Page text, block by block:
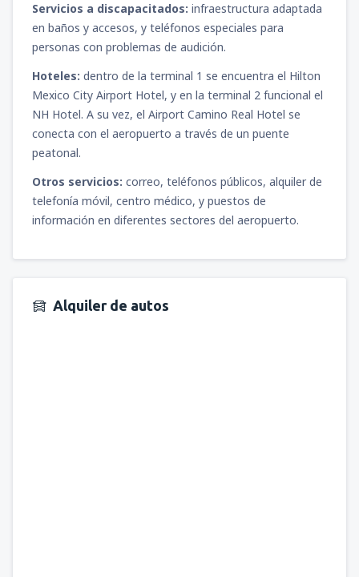
Servicios a discapacitados: infraestructura adaptada
en baños y accesos, y teléfonos especiales para
personas con problemas de audición.
Hoteles: dentro de la terminal 1 se encuentra el Hilton
Mexico City Airport Hotel, y en la terminal 2 funcional el
NH Hotel. A su vez, el Airport Camino Real Hotel se
conecta con el aeropuerto a través de un puente
peatonal.
Otros servicios: correo, teléfonos públicos, alquiler de
telefonía móvil, centro médico, y puestos de
información en diferentes sectores del aeropuerto.
Alquiler de autos